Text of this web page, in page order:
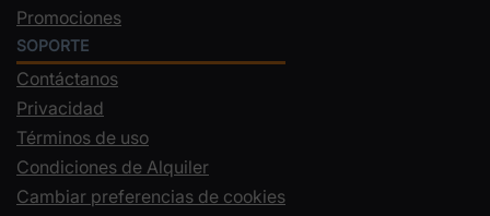
Promociones
SOPORTE
Contáctanos
Privacidad
Términos de uso
Condiciones de Alquiler
Cambiar preferencias de cookies